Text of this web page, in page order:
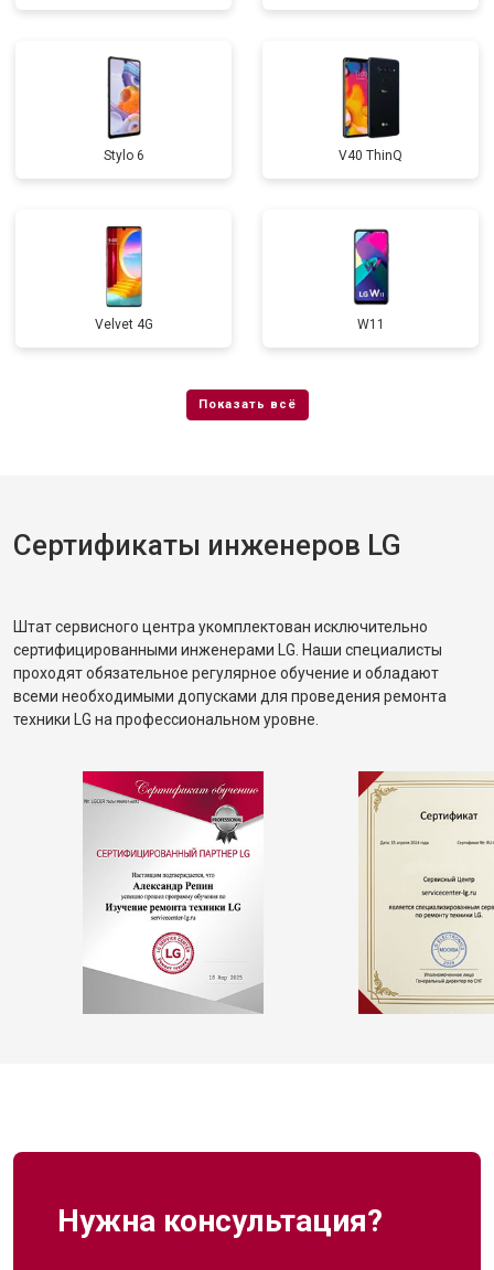
Stylo 6 V40 ThinQ
Velvet 4G W11
Сертификаты инженеров LG
Штат сервисного центра укомплектован исключительно
сертифицированными инженерами LG. Наши специалисты
проходят обязательное регулярное обучение и обладают
всеми необходимыми допусками для проведения ремонта
техники LG на профессиональном уровне.
Нужна консультация?